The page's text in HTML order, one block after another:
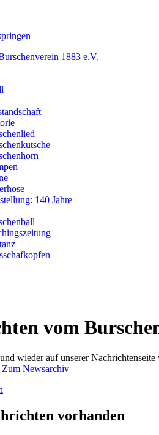
1883 e.V.
140 Jahre
vom
wieder auf unserer
Zum Newsarchiv
vorhanden